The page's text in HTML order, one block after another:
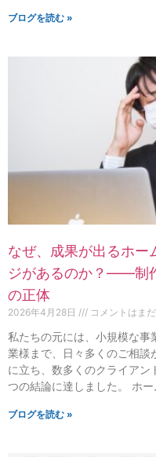
ブログを読む »
なぜ、成果が出るホー
ジがあるのか？——制
の正体
2026年4月28日 コメントはま
私たちの元には、小規模な
業様まで、日々多くのご相
に立ち、数多くのクライア
つの結論に達しました。 ホー
ブログを読む »